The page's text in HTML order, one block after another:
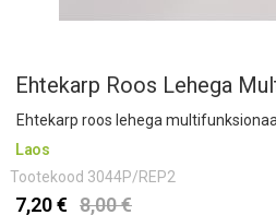
Ehtekarp Roos Lehega
Ehtekarp roos lehega
Laos
Tootekood 3044P/REP2
7,20 € 8,00 €